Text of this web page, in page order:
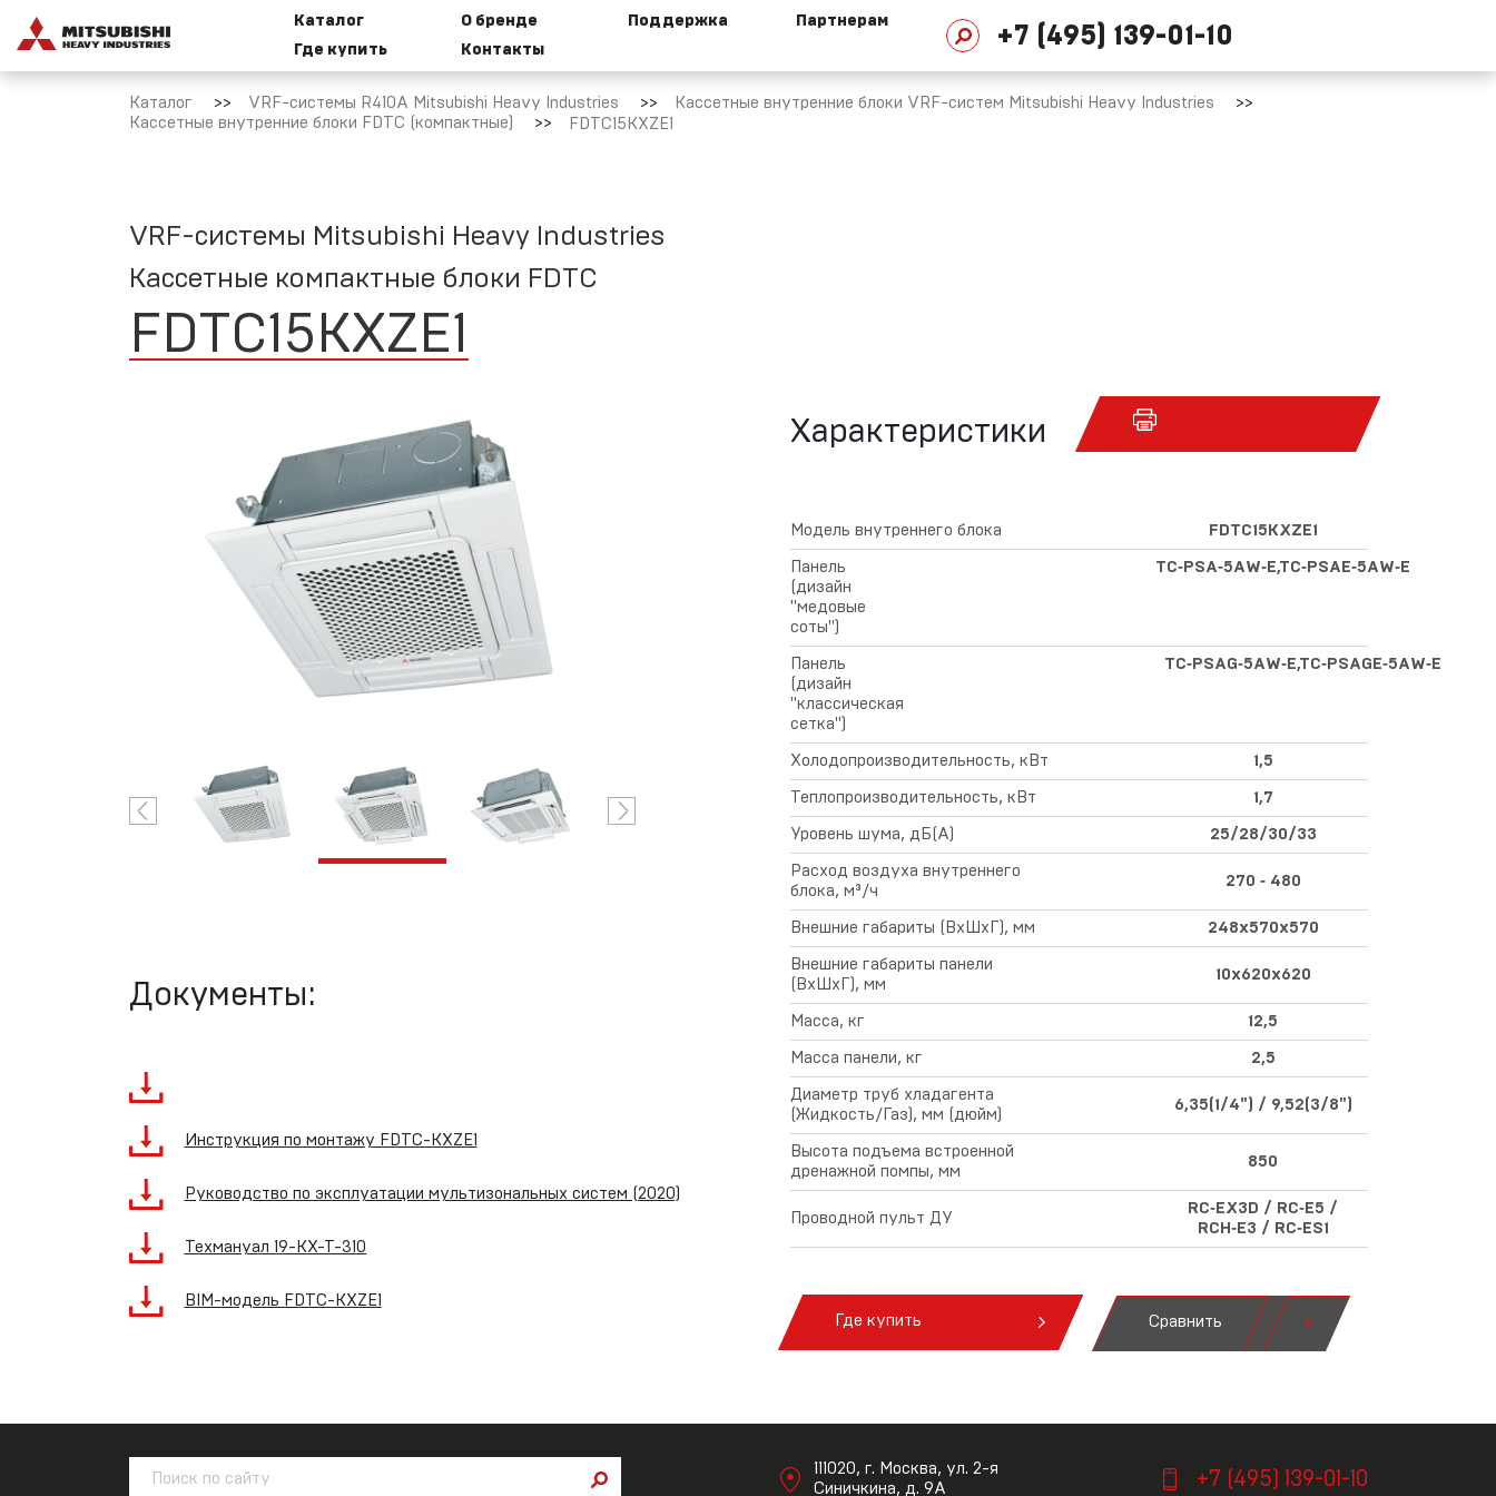
Каталог
сплит-
системы
Мультисплит-
системы
Mitsubishi
Heavy
Industries
VRF-системы
R32 Mitsubishi
Heavy
Industries
VRF-системы
R410A
Mitsubishi
Heavy
Industries
О бренде
компании
Технологии
Сертификаты
Поддержка
библиотека
предоставления
Партнерам
Где купить
Контакты +7 (495) 139-01-10
Каталог VRF-системы R410A Mitsubishi Heavy Industries
Кассетные внутренние блоки VRF-систем Mitsubishi Heavy Industries
Кассетные внутренние блоки FDTC (компактные)
FDTC15KXZE1
VRF-системы Mitsubishi Heavy Industries
Кассетные компактные блоки FDTC
FDTC15KXZE1
Характеристики
Модель внутреннего блока FDTC15KXZE1
Панель
(дизайн
"медовые
соты")
TC‑PSA‑5AW‑E,TC‑PSAE‑5AW‑E
Панель
(дизайн
"классическая
сетка")
TC‑PSAG‑5AW‑E,TC‑PSAGE‑5AW‑E
Холодопроизводительность, кВт 1,5
Теплопроизводительность, кВт 1,7
Уровень шума, дБ(А) 25/28/30/33
Расход воздуха внутреннего
блока, м³/ч
270 ‑ 480
Внешние габариты (ВхШхГ), мм 248х570х570
Внешние габариты панели
(ВхШхГ), мм
10х620х620
Масса, кг 12,5
Масса панели, кг 2,5
Диаметр труб хладагента
(Жидкость/Газ), мм (дюйм)
6,35(1/4") / 9,52(3/8")
Высота подъема встроенной
дренажной помпы, мм
850
Проводной пульт ДУ
RC‑EX3D / RC‑E5 /
RCH‑E3 / RC‑ES1
Где купить Сравнить
Документы:
Инструкция по монтажу FDTC-KXZE1
Руководство по эксплуатации мультизональных систем (2020)
Техмануал 19-KX-T-310
BIM-модель FDTC-KXZE1
111020, г. Москва, ул. 2-я
Синичкина, д. 9А
+7 (495) 139-01-10